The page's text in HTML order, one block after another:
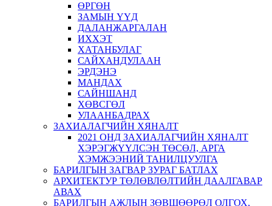
ӨРГӨН
ЗАМЫН ҮҮД
ДАЛАНЖАРГАЛАН
ИХХЭТ
ХАТАНБУЛАГ
САЙХАНДУЛААН
ЭРДЭНЭ
МАНДАХ
САЙНШАНД
ХӨВСГӨЛ
УЛААНБАДРАХ
ЗАХИАЛАГЧИЙН ХЯНАЛТ
2021 ОНД ЗАХИАЛАГЧИЙН ХЯНАЛТ
ХЭРЭГЖҮҮЛСЭН ТӨСӨЛ, АРГА
ХЭМЖЭЭНИЙ ТАНИЛЦУУЛГА
БАРИЛГЫН ЗАГВАР ЗУРАГ БАТЛАХ
АРХИТЕКТУР ТӨЛӨВЛӨЛТИЙН ДААЛГАВАР
АВАХ
БАРИЛГЫН АЖЛЫН ЗӨВШӨӨРӨЛ ОЛГОХ,